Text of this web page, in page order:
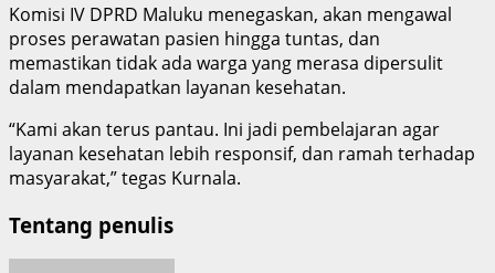
Komisi IV DPRD Maluku menegaskan, akan mengawal
proses perawatan pasien hingga tuntas, dan
memastikan tidak ada warga yang merasa dipersulit
dalam mendapatkan layanan kesehatan.
“Kami akan terus pantau. Ini jadi pembelajaran agar
layanan kesehatan lebih responsif, dan ramah terhadap
masyarakat,” tegas Kurnala.
Tentang penulis